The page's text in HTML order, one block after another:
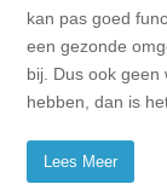
kan pas goed
een gezonde
bij. Dus ook geen
hebben, dan is
Lees Meer